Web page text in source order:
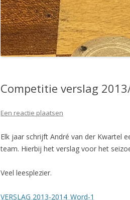
Competitie verslag
Een reactie plaatsen
Elk jaar schrijft André van der Kwartel
team. Hierbij het verslag voor het
Veel leesplezier.
VERSLAG 2013-2014_Word-1